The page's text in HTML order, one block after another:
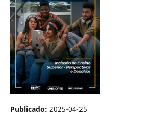
Publicado: 2025-04-25